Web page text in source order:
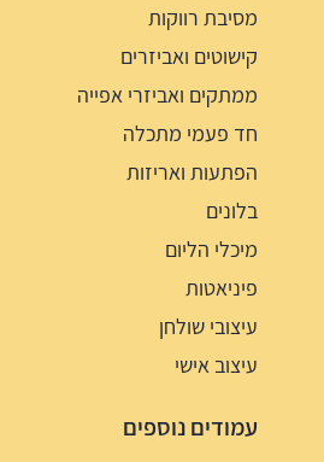
מסיבת רווקות
קישוטים ואביזרים
ממתקים ואביזרי אפייה
חד פעמי מתכלה
הפתעות ואריזות
בלונים
מיכלי הליום
פיניאטות
עיצובי שולחן
עיצוב אישי
עמודים נוספים